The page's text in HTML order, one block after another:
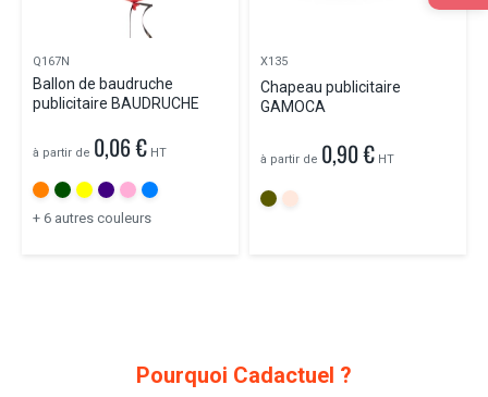
Q167N
Ballon de baudruche
publicitaire BAUDRUCHE
à partir de 0,06 € HT
+ 6 autres couleurs
X135
Chapeau publicitaire
GAMOCA
à partir de 0,90 € HT
Pourquoi Cadactuel ?